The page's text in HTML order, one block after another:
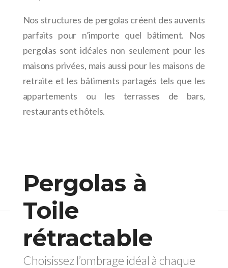
Nos structures de pergolas créent des auvents
parfaits pour n’importe quel bâtiment. Nos
pergolas sont idéales non seulement pour les
maisons privées, mais aussi pour les maisons de
retraite et les bâtiments partagés tels que les
appartements ou les terrasses de bars,
restaurants et hôtels.
Pergolas à
Toile
rétractable
Choisissez l’ombrage idéal à chaque